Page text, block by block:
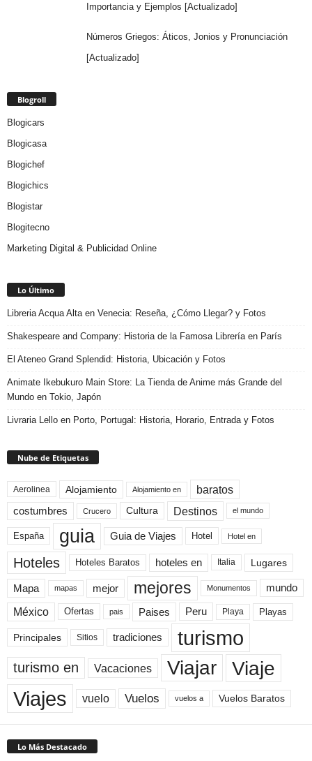
Importancia y Ejemplos [Actualizado]
Números Griegos: Áticos, Jonios y Pronunciación
[Actualizado]
Blogroll
Blogicars
Blogicasa
Blogichef
Blogichics
Blogistar
Blogitecno
Marketing Digital & Publicidad Online
Lo Último
Libreria Acqua Alta en Venecia: Reseña, ¿Cómo Llegar? y Fotos
Shakespeare and Company: Historia de la Famosa Librería en París
El Ateneo Grand Splendid: Historia, Ubicación y Fotos
Animate Ikebukuro Main Store: La Tienda de Anime más Grande del
Mundo en Tokio, Japón
Livraria Lello en Porto, Portugal: Historia, Horario, Entrada y Fotos
Nube de Etiquetas
Aerolinea Alojamiento Alojamiento en baratos
costumbres Crucero Cultura Destinos el mundo
España guia Guia de Viajes Hotel Hotel en
Hoteles Hoteles Baratos hoteles en Italia Lugares
Mapa mapas mejor mejores Monumentos mundo
México Ofertas pais Paises Peru Playa Playas
Principales Sitios tradiciones turismo
turismo en Vacaciones Viajar Viaje
Viajes vuelo Vuelos vuelos a Vuelos Baratos
Lo Más Destacado